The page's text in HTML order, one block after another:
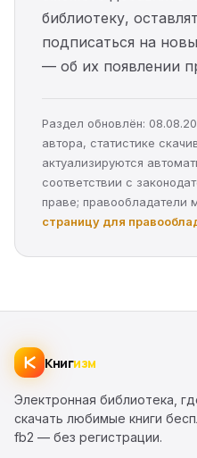
библиотеку,
подписаться на
— об их появлении
Раздел обновлён:
автора, статистике
актуализируются
соответствии с
праве; правообладатели
страницу для
Книгизм
Электронная библиотека,
скачать любимые книги
fb2 — без регистрации.